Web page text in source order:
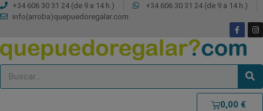
+34 606 30 31 24 (de 9 a 14 h.)
+34 606 30 31 24 (de 9 a 14 h.)
info(arroba)quepuedoregalar.com
0,00 €